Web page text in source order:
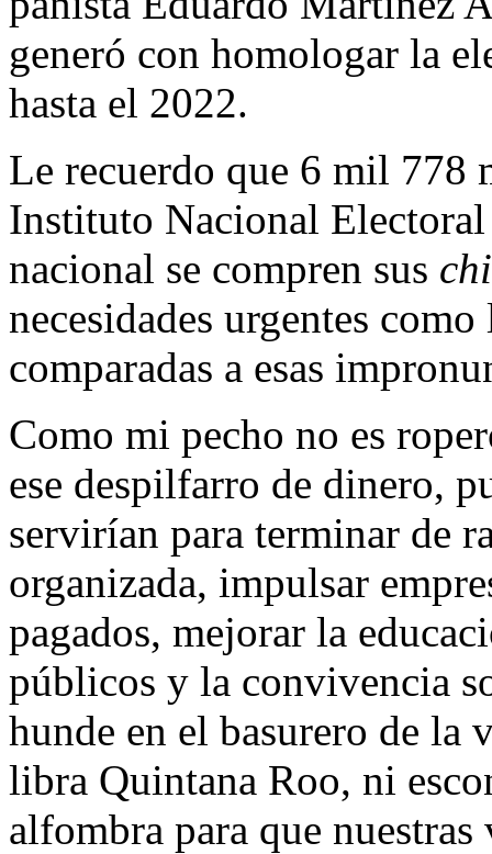
generó con homologar la
hasta el 2022.
Le recuerdo que 6 mil 778
Instituto Nacional
nacional se compren sus
necesidades urgentes
comparadas a esas
Como mi pecho no es
ese despilfarro de dinero,
servirían para terminar de
organizada, impulsar
pagados, mejorar la
públicos y la convivencia
hunde en el basurero de la
libra Quintana Roo, ni
alfombra para que